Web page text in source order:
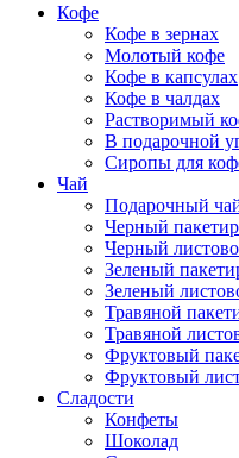
Кофе
Кофе в зернах
Молотый кофе
Кофе в капсулах
Кофе в чалдах
Растворимый
В подарочной
Сиропы для
Чай
Подарочный
Черный
Черный
Зеленый
Зеленый
Травяной
Травяной
Фруктовый
Фруктовый
Сладости
Конфеты
Шоколад